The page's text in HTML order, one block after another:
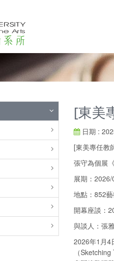
[東美
日期 :
[東美專任教
張守為個展
展期：2026/
地點：852
開幕座談：
與談人：張
2026年1月4
（